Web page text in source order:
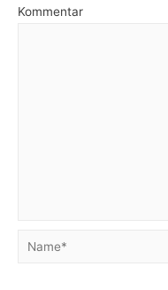
Kommentar
Name*